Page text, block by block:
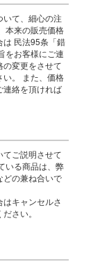
て、細心の注
本来の販売価格
は 民法95条「錯
をお客様にご連
変更をさせて
い。 また、価格
連絡を頂ければ
てご説明させて
いる商品は、弊
どの兼ね合いで
キャンセルさ
さい。